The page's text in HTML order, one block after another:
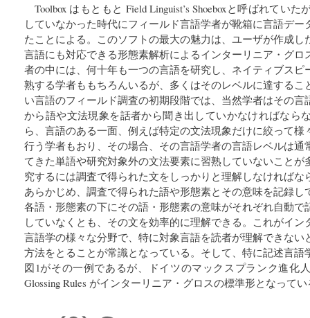
Toolbox はもともと Field Linguist’s Shoeboxと呼ばれてい
していなかった時代にフィールド言語学者が靴箱に言語デ
たことによる。このソフトの最大の魅力は、ユーザが作成
言語にも対応できる形態素解析によるインターリニア・グロ
者の中には、何十年も一つの言語を研究し、ネイティブスピ
熟する学者ももちろんいるが、多くはそのレベルに達するこ
い言語のフィールド調査の初期段階では、当然学者はその
から語や文法現象を話者から聞き出していかなければなら
ら、言語のある一面、例えば特定の文法現象だけに絞って
行う学者もおり、その場合、その言語学者の言語レベルは通
てきた単語や研究対象外の文法要素に習熟していないことが
究するには調査で得られた文をしっかりと理解しなければ
あらかじめ、調査で得られた語や形態素とその意味を記録
各語・形態素の下にその語・形態素の意味がそれぞれ自動で
していなくとも、その文を効率的に理解できる。これがイ
言語学の様々な分野で、特に対象言語を読者が理解できない
方法をとることが常識となっている。そして、特に記述言語
図1がその一例であるが、ドイツのマックスプランク進化
Glossing Rules がインターリニア・グロスの標準形となって